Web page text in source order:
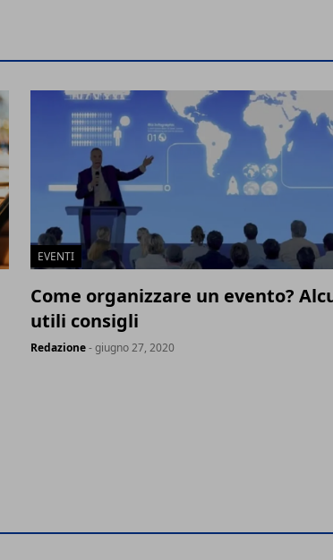
EVENTI
Come organizzare un evento?
utili consigli
Redazione- giugno 27, 2020